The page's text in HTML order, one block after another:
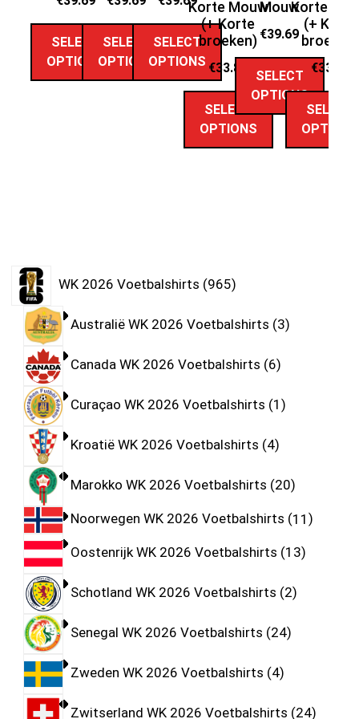
SELECT
OPTIONS
SELECT
OPTIONS
SELECT
OPTIONS
Korte Mouw
(+ Korte
broeken)
€33.89
SELECT
OPTIONS
Mouw
€39.69
SELECT
OPTIONS
Korte
(+ Korte
broeken)
€33.89
SELECT
OPTIONS
WK 2026 Voetbalshirts 965
Australië WK 2026 Voetbalshirts 3
Canada WK 2026 Voetbalshirts 6
Curaçao WK 2026 Voetbalshirts 1
Kroatië WK 2026 Voetbalshirts 4
Marokko WK 2026 Voetbalshirts 20
Noorwegen WK 2026 Voetbalshirts 11
Oostenrijk WK 2026 Voetbalshirts 13
Schotland WK 2026 Voetbalshirts 2
Senegal WK 2026 Voetbalshirts 24
Zweden WK 2026 Voetbalshirts 4
Zwitserland WK 2026 Voetbalshirts 24